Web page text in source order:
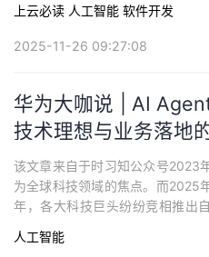
上市公司因此受到影响。由此可
击的重要渠道，攻击遍布各行
上云必读 人工智能 软件开发
2025-11-26 09:27:08
华为大咖说 | AI
技术理想与业务落地
该文章来自于时习知公众号2023
为全球科技领域的焦点。而2025
年，各大科技巨头纷纷竞相推出
图，自主拆解复杂任务，灵活调
人工智能